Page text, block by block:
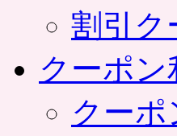
割引ク
クーポン
クー